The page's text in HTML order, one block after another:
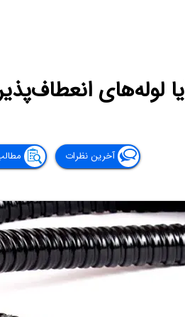
لوله‌های
آخرین نظرات